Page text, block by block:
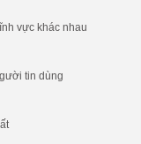
vực khác nhau
tin dùng